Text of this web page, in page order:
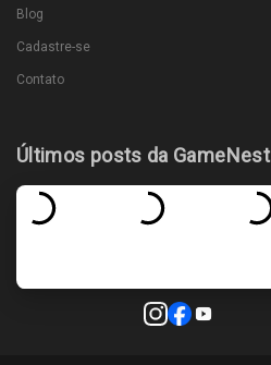
Blog
Cadastre-se
Contato
Últimos posts da GameNest